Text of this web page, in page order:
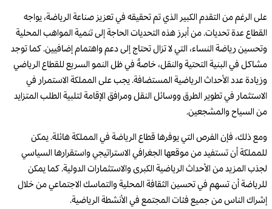
على الرغم من التقدم الكبير الذي تم تحقيقه في تعزيز صناعة الرياضة، يواجه
القطاع عدة تحديات. من أبرز هذه التحديات الحاجة إلى تنمية المواهب المحلية
وتحسين رياضة النساء، التي لا تزال تحتاج إلى دعم واهتمام إضافيين. كما توجد
مشاكل في البنية التحتية والنقل، خاصةً في ظل النمو السريع للقطاع الرياضي
وزيادة عدد الأحداث الرياضية المستضافة. يجب على المملكة الاستمرار في
الاستثمار في تطوير الطرق ووسائل النقل ومرافق الإقامة لتلبية الطلب المتزايد
من السياح والمشجعين.
ومع ذلك، فإن الفرص التي يوفرها قطاع الرياضة في المملكة هائلة. يمكن
للمملكة أن تستفيد من موقعها الجغرافي الاستراتيجي واستقرارها السياسي
لجذب المزيد من الأحداث الرياضية الكبرى والاستثمارات الدولية. كما يمكن
للرياضة أن تسهم في تحسين الثقافة المحلية والتماسك الاجتماعي من خلال
إشراك الناس من جميع فئات المجتمع في الأنشطة الرياضية.